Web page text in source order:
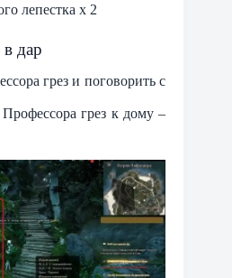
лепестка х 2
дар
грез и поговорить с
грез к дому –